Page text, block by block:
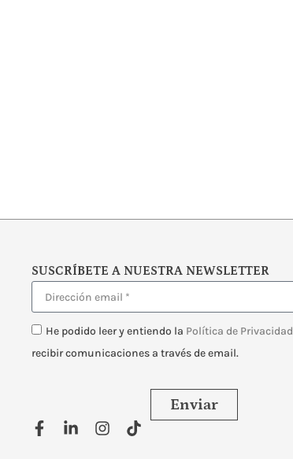
SUSCRÍBETE A NUESTRA NEWSLETTER
He podido leer y entiendo la Política de Privacidad
recibir comunicaciones a través de email.
Enviar